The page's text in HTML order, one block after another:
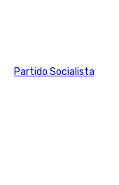
Partido Socialista